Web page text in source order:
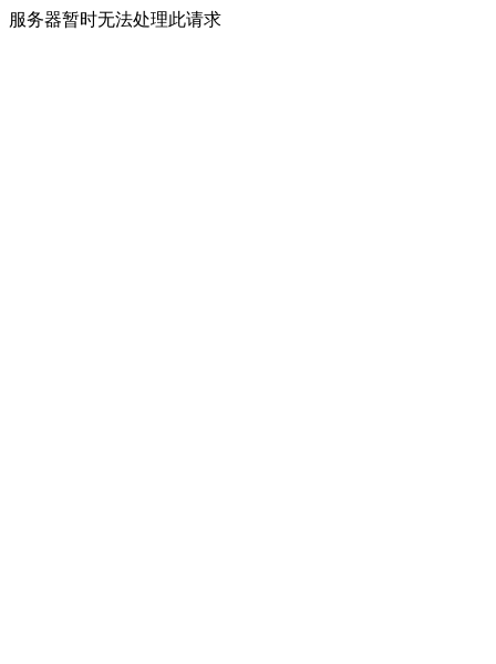
服务器暂时无法处理此请求